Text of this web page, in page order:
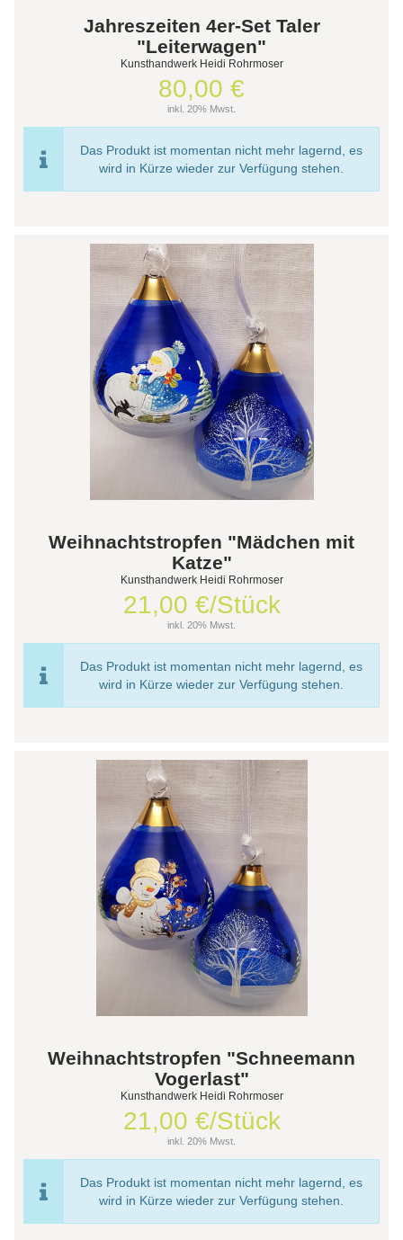
Jahreszeiten 4er-Set Taler
"Leiterwagen"
Kunsthandwerk Heidi Rohrmoser
80,00 €
inkl. 20% Mwst.
Das Produkt ist momentan nicht mehr lagernd, es
wird in Kürze wieder zur Verfügung stehen.
Weihnachtstropfen "Mädchen mit
Katze"
Kunsthandwerk Heidi Rohrmoser
21,00 €/Stück
inkl. 20% Mwst.
Das Produkt ist momentan nicht mehr lagernd, es
wird in Kürze wieder zur Verfügung stehen.
Weihnachtstropfen "Schneemann
Vogerlast"
Kunsthandwerk Heidi Rohrmoser
21,00 €/Stück
inkl. 20% Mwst.
Das Produkt ist momentan nicht mehr lagernd, es
wird in Kürze wieder zur Verfügung stehen.